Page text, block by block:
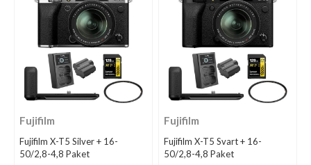
Fujifilm
Fujifilm X-T5 Silver + 16-
50/2,8-4,8 Paket
Fujifilm
Fujifilm X-T5 Svart + 16-
50/2,8-4,8 Paket